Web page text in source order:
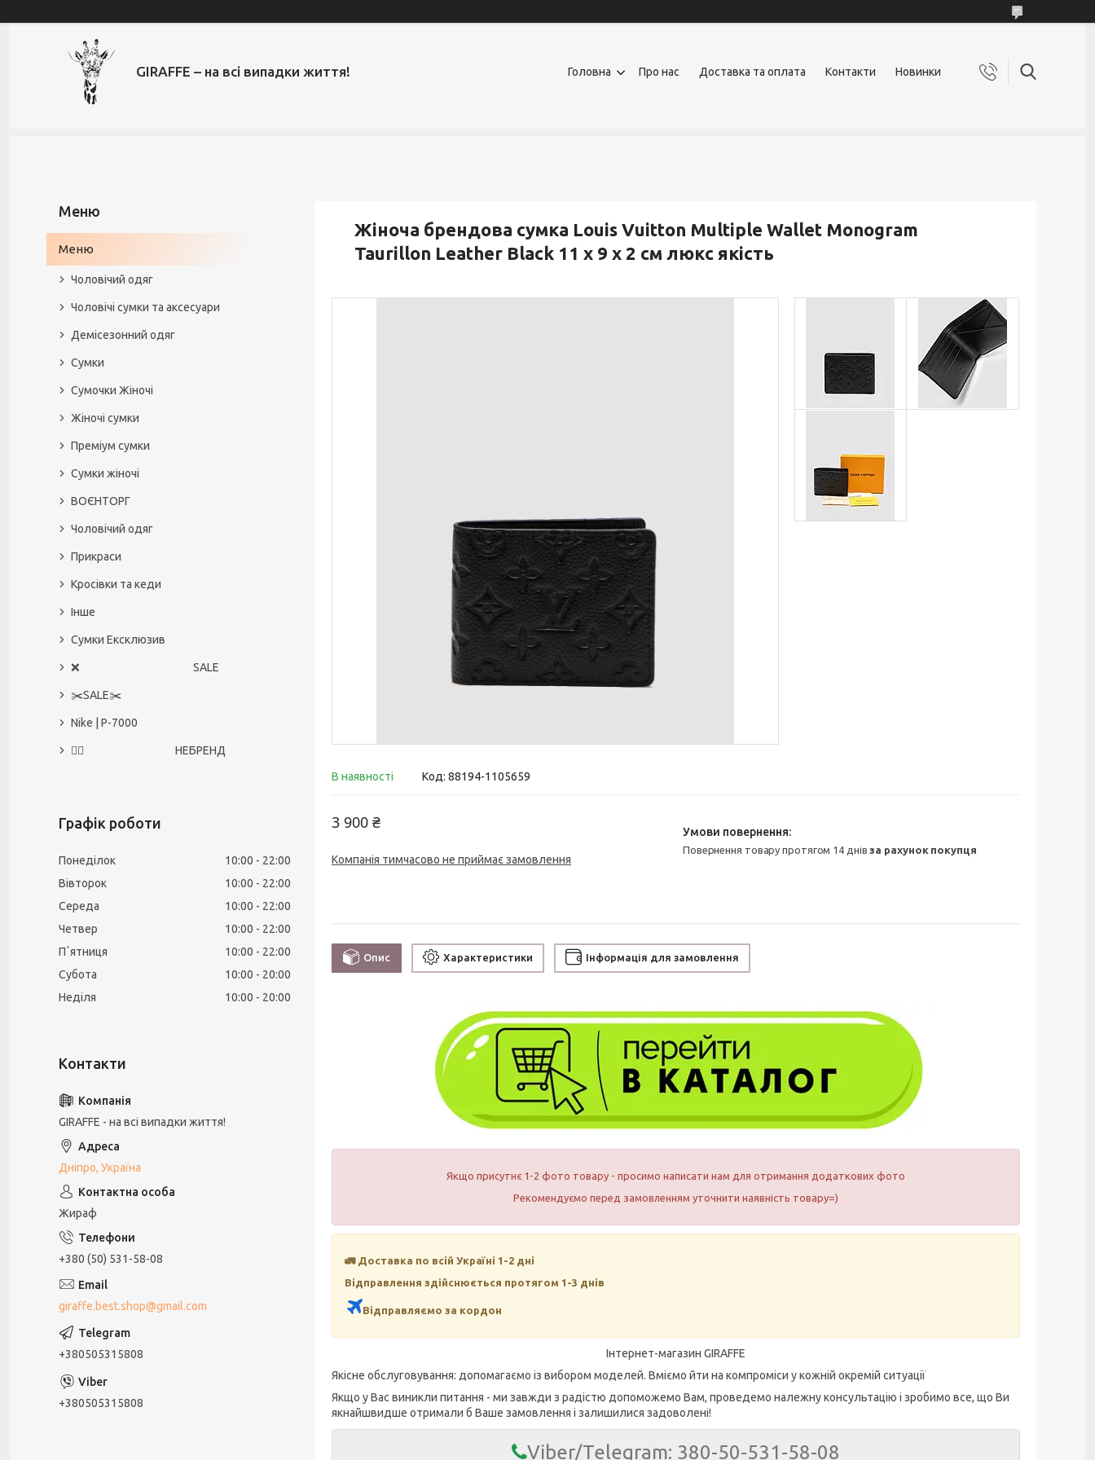
GIRAFFE – на всі випадки життя! Головна Про нас Доставка та оплата Контакти Новинки
Жіноча брендова сумка Louis Vuitton Multiple Wallet Monogram
Taurillon Leather Black 11 х 9 х 2 см люкс якість
В наявності Код: 88194-1105659
3 900 ₴
Компанія тимчасово не приймає замовлення
повернення товару протягом 14 днівза рахунок покупця
Опис Характеристики Інформація для замовлення
Якщо присутнє 1-2 фото товару - просимо написати нам для отримання додаткових фото
Рекомендуємо перед замовленням уточнити наявність товару=)
🚛 Доставка по всій Україні 1-2 дні
Відправлення здійснюється протягом 1-3 днів
Відправляємо за кордон
Інтернет-магазин GIRAFFE
Якісне обслуговування: допомагаємо із вибором моделей. Вміємо йти на компроміси у кожній окремій ситуації
Якщо у Вас виникли питання - ми завжди з радістю допоможемо Вам, проведемо належну консультацію і зробимо все, що Ви
якнайшвидше отримали б Ваше замовлення і залишилися задоволені!
Viber/Telegram: 380-50-531-58-08
Меню
Чоловічий одяг
Чоловічі сумки та аксесуари
Демісезонний одяг
Сумки
Сумочки Жіночі
Жіночі сумки
Преміум сумки
Сумки жіночі
ВОЄНТОРГ
Чоловічий одяг
Прикраси
Кросівки та кеди
Інше
Сумки Ексклюзив
❌ SALE
✂️SALE✂️
Nike | P-7000
🙅‍♀️ НЕБРЕНД
Графік роботи
Понеділок 10:00
22:00
Вівторок
10:00
22:00
Середа
10:00
22:00
Четвер
10:00
22:00
Пʼятниця
10:00
22:00
Субота
10:00
20:00
Неділя
10:00 20:00
GIRAFFE - на всі випадки життя!
Дніпро, Україна
Жираф
+380 (50) 531-58-08
giraffe.best.shop@gmail.com
+380505315808
+380505315808